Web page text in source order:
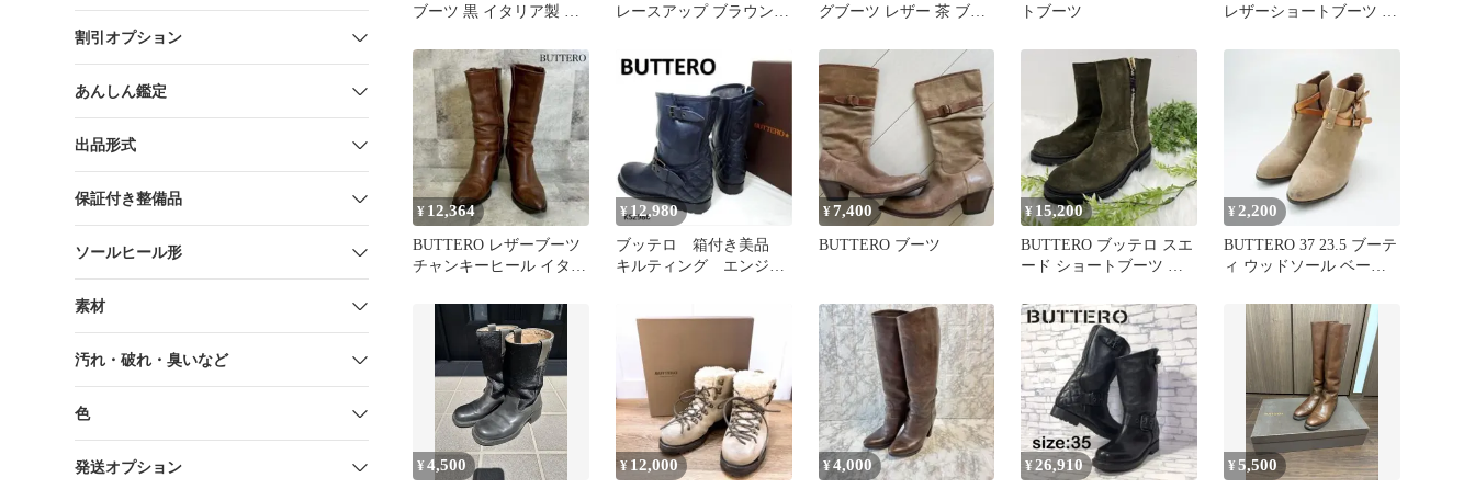
割引オプション
あんしん鑑定
出品形式
保証付き整備品
ソールヒール形
素材
汚れ・破れ・臭いなど
色
発送オプション
ブーツ 黒 イタリア製 ス
レースアップ ブラウン
グブーツ レザー 茶 ブラ
トブーツ
レザーショートブーツ ブ
¥ 12,364
BUTTERO レザーブーツ
チャンキーヒール イタリ
¥12,980
ブッテロ 箱付き美品
キルティング エンジニ
¥7,400
BUTTERO ブーツ
¥ 15,200
BUTTERO ブッテロ スエ
ード ショートブーツ サ
¥ 2,200
BUTTERO 37 23.5 ブーテ
ィ ウッドソール ベージ
¥4,500 ¥12,000 ¥4,000 ¥26,910 ¥5,500